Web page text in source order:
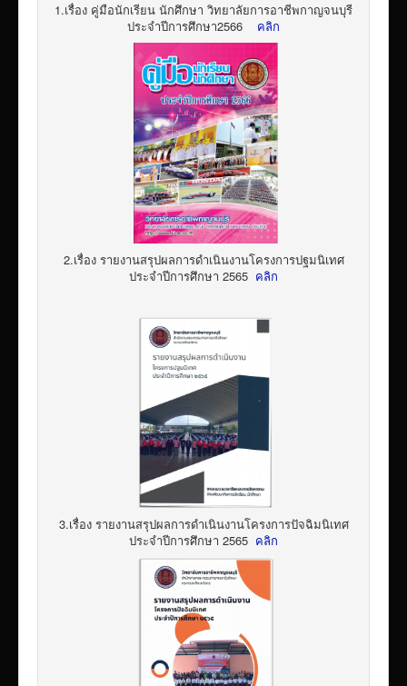
1.เรื่อง คู่มือนักเรียน นักศึกษา วิทยาลัยการอาชีพกาญจนบุรี
ประจำปีการศึกษา2566
คลิก
2.เรื่อง รายงานสรุปผลการดำเนินงานโครงการปฐมนิเทศ
ประจำปีการศึกษา 2565 คลิก
3.เรื่อง รายงานสรุปผลการดำเนินงานโครงการปัจฉิมนิเทศ
ประจำปีการศึกษา 2565 คลิก